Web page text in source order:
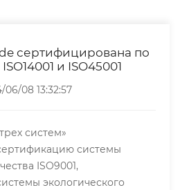
сертифицирована по
и ISO45001
06/08 13:32:57
систем»
системы
ISO9001,
экологического